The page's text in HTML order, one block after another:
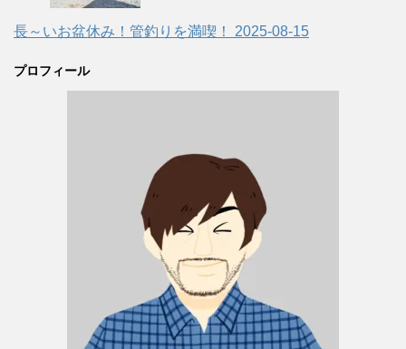
長～いお盆休み！管釣りを満喫！ 2025-08-15
プロフィール